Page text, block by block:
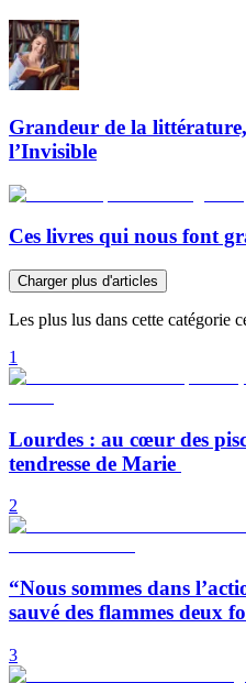
Grandeur de la
l’Invisible
Ces livres qui nous font
Charger plus d'articles
Les plus lus dans cette catégorie
1
Lourdes : au cœur des
tendresse de Marie
2
“Nous sommes dans
sauvé des flammes deux
3